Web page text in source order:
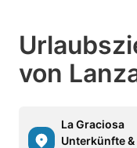
von
La Graciosa
Unterkünfte &